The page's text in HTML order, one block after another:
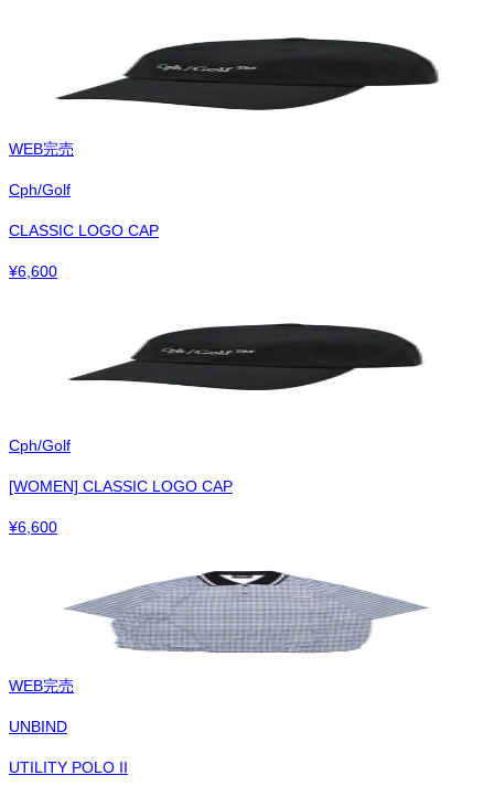
WEB完売
Cph/Golf
CLASSIC LOGO CAP
¥6,600
Cph/Golf
[WOMEN] CLASSIC LOGO CAP
¥6,600
WEB完売
UNBIND
UTILITY POLO II